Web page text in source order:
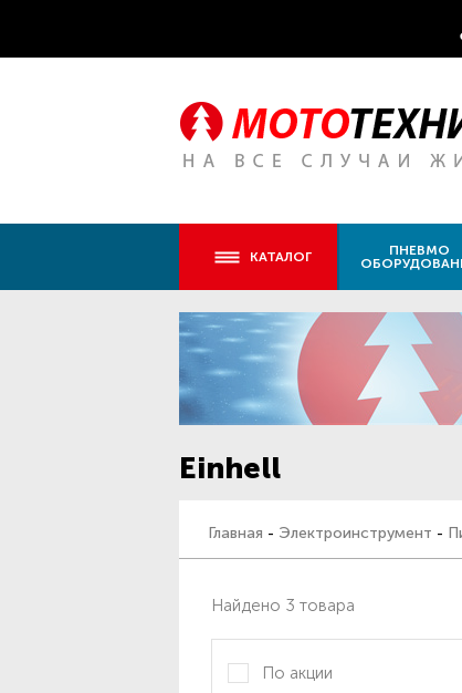
КАТАЛОГ
ПНЕВМО
Einhell
Главная - Электроинструмент -
Найдено 3 товара
По акции